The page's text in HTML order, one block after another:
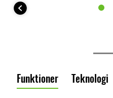
Funktioner Teknologi